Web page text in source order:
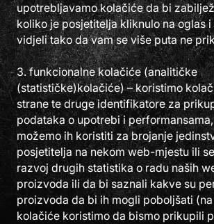
upotrebljavamo kolačiće da bi
koliko je posjetitelja kliknulo na oglas
vidjeli tako da vam se više puta ne
3. funkcionalne kolačiće (analitičke
(statističke)kolačiće) – koristimo
strane te druge identifikatore za
podataka o upotrebi i
možemo ih koristiti za brojanje
posjetitelja na nekom web-mjestu ili
razvoj drugih statistika o radu naših
proizvoda ili da bi saznali kakve su
proizvoda da bi ih mogli poboljšati
kolačiće koristimo da bismo prikupili